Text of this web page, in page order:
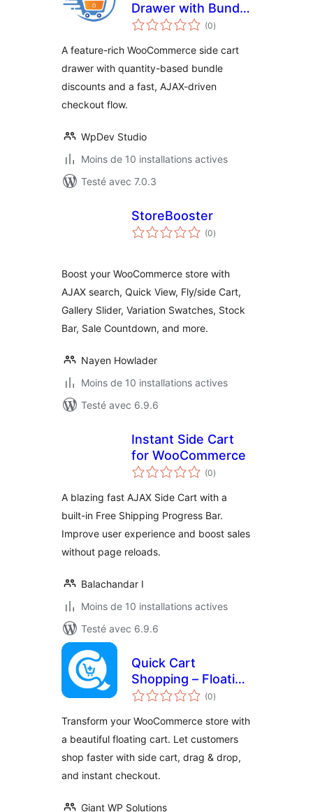
Drawer with Bundle
Discounts for
(0notes
en
)
A feature-rich WooCommerce side cart
drawer with quantity-based bundle
discounts and a fast, AJAX-driven
checkout flow.
WpDev Studio
Moins de 10 installations actives
Testé avec 7.0.3
StoreBooster
(0notes
en
)
Boost your WooCommerce store with
AJAX search, Quick View, Fly/side Cart,
Gallery Slider, Variation Swatches, Stock
Bar, Sale Countdown, and more.
Nayen Howlader
Moins de 10 installations actives
Testé avec 6.9.6
Instant Side Cart
for WooCommerce
(0notes
en
)
A blazing fast AJAX Side Cart with a
built-in Free Shipping Progress Bar.
Improve user experience and boost sales
without page reloads.
Balachandar I
Moins de 10 installations actives
Testé avec 6.9.6
Quick Cart
Shopping – Floating
Cart & Instant
WooCommerce
(0notes
en
)
Transform your WooCommerce store with
a beautiful floating cart. Let customers
shop faster with side cart, drag & drop,
and instant checkout.
Giant WP Solutions